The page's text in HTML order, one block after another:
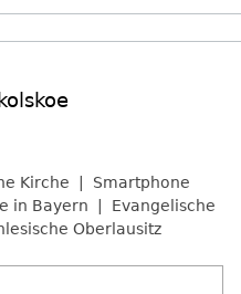
Kirche
Smartphone
in Bayern
Evangelische
Oberlausitz